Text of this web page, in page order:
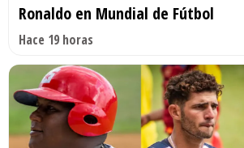
Ronaldo en Mundial de Fútbol
Hace 19 horas